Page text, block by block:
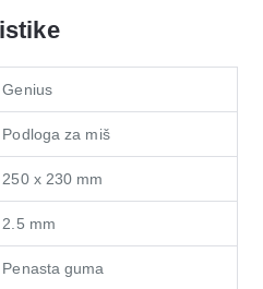
Genius
Podloga za miš
250 x 230 mm
2.5 mm
Penasta guma